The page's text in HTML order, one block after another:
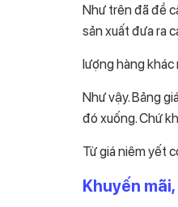
Như trên đã đề
sản xuất đưa ra
lượng hàng khác
Như vậy. Bảng
đó xuống. Chứ
Từ giá niêm yết
Khuyến